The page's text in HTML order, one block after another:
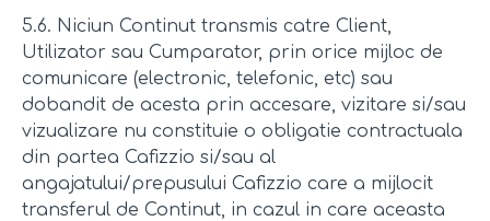
5.6. Niciun Continut transmis catre Client,
Utilizator sau Cumparator, prin orice mijloc de
comunicare (electronic, telefonic, etc) sau
dobandit de acesta prin accesare, vizitare si/sau
vizualizare nu constituie o obligatie contractuala
din partea Cafizzio si/sau al
angajatului/prepusului Cafizzio care a mijlocit
transferul de Continut, in cazul in care aceasta